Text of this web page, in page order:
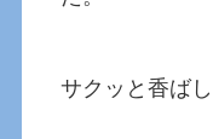
サクッと香ば